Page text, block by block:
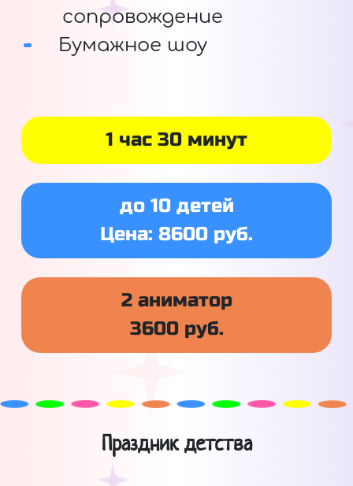
сопровождение
Бумажное шоу
1 час 30 минут
до 10 детей
Цена: 8600 руб.
2 аниматор
3600 руб.
Праздник детства